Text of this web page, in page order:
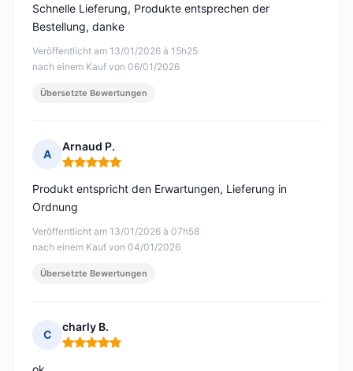
Veröffentlicht am 13/01/2026 à 15h25
nach einem Kauf von 06/01/2026
Schnelle Lieferung, Produkte entsprechen der
Bestellung, danke
Übersetzte Bewertungen
A
Arnaud P.
Hinweis: 5 von 5
Veröffentlicht am 13/01/2026 à 07h58
nach einem Kauf von 04/01/2026
Produkt entspricht den Erwartungen, Lieferung in
Ordnung
Übersetzte Bewertungen
C
charly B.
Hinweis: 5 von 5